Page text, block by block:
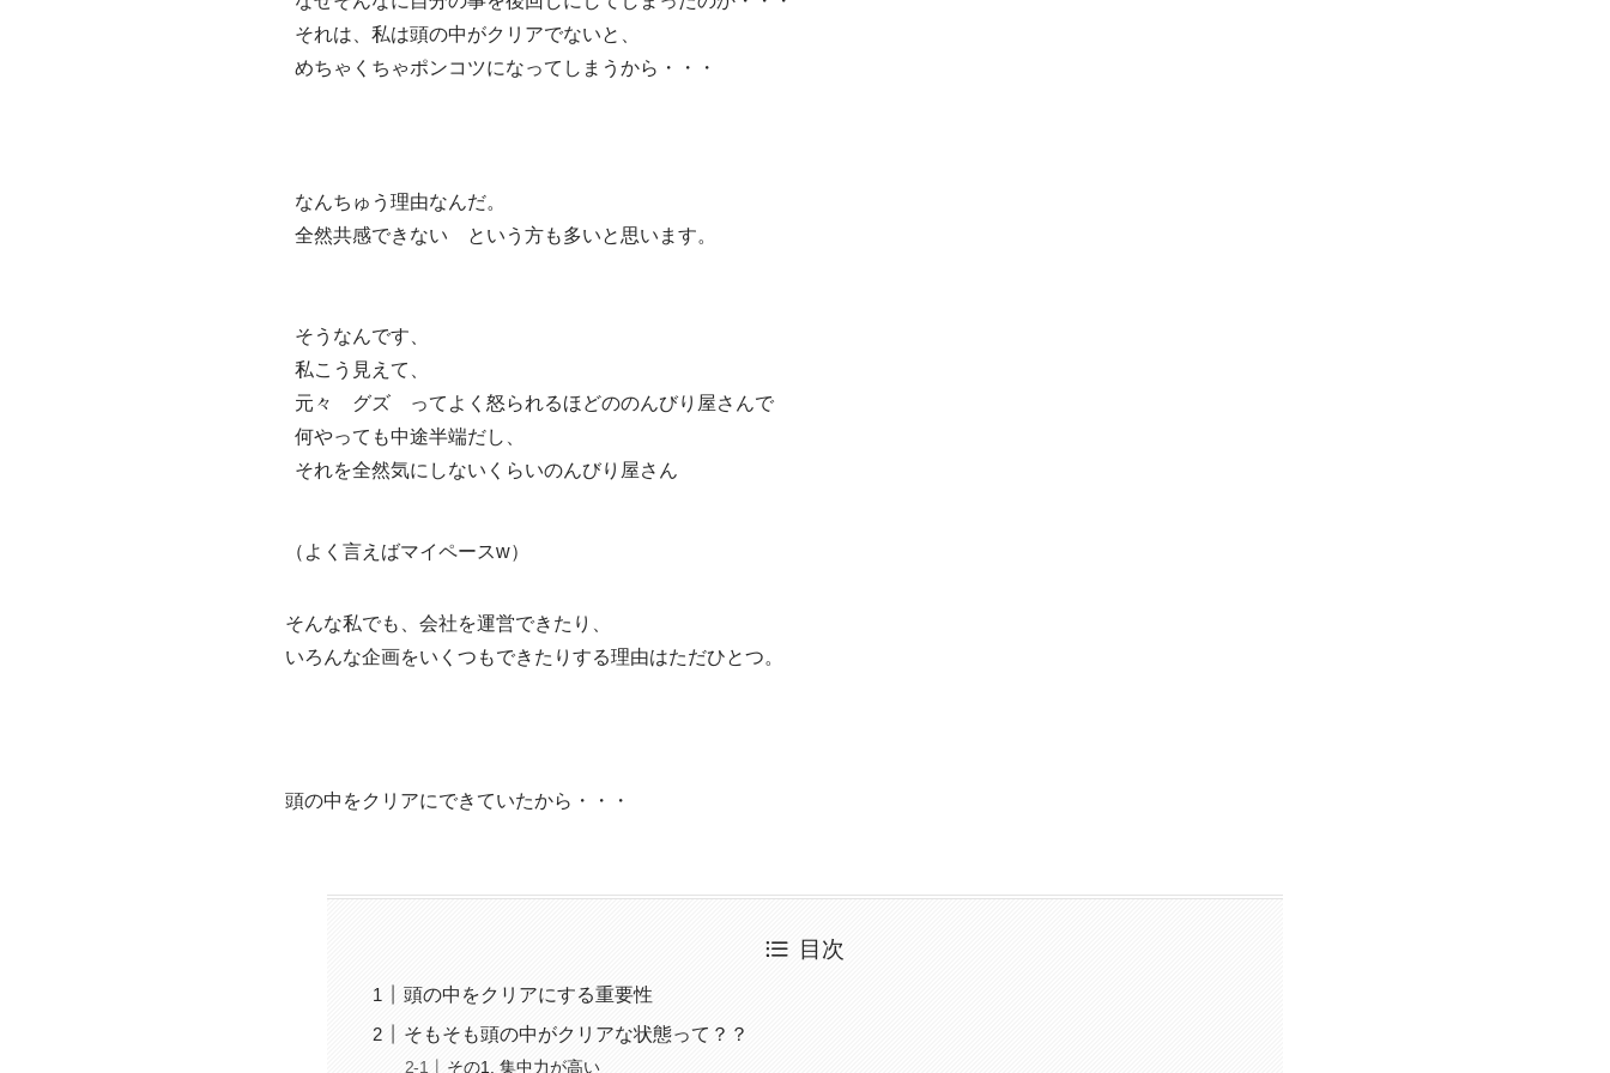
それは、私は頭の中がクリアでないと、
めちゃくちゃポンコツになってしまうから・・・
なんちゅう理由なんだ。
全然共感できない　という方も多いと思います。
そうなんです、
私こう見えて、
元々　グズ　ってよく怒られるほどののんびり屋さんで
何やっても中途半端だし、
（よく言えばマイペースw）
そんな私でも、会社を運営できたり、
いろんな企画をいくつもできたりする理由はただひとつ。
頭の中をクリアにできていたから・・・
目次
頭の中をクリアにする重要性
そもそも頭の中がクリアな状態って？？
その1. 集中力が高い